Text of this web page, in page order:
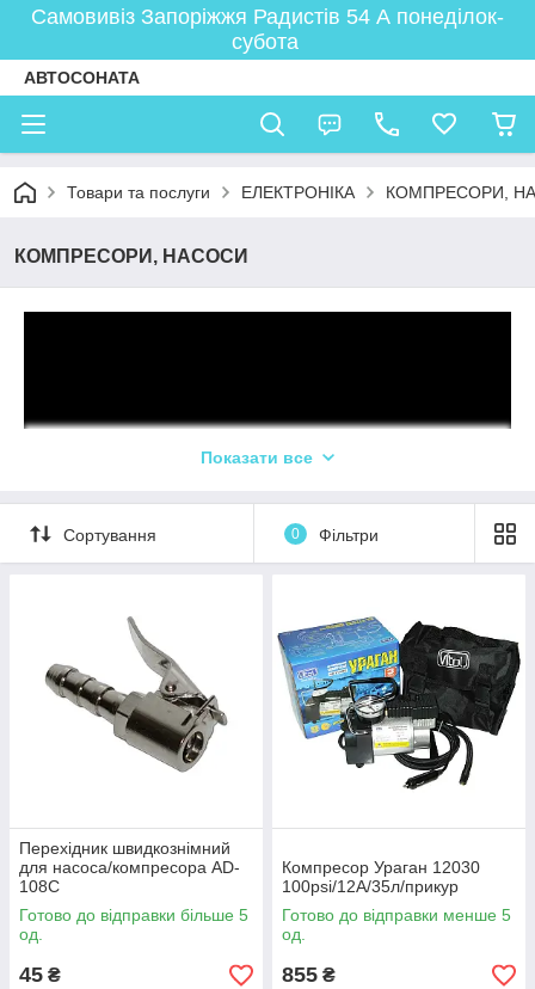
Самовивіз Запоріжжя Радистів 54 А понеділок-
субота
АВТОСОНАТА
Товари та послуги ЕЛЕКТРОНІКА КОМПРЕСОРИ,
КОМПРЕСОРИ, НАСОСИ
Насоси та компресори оптом і в
роздріб
Показати все
Сортування 0 Фільтри
Перехідник швидкознімний
для насоса/компресора AD-
108C
Готово до відправки більше 5
од.
45 ₴
Компресор Ураган 12030
100psi/12А/35л/прикур
Готово до відправки менше 5
од.
855 ₴